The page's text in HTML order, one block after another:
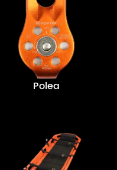
Polea